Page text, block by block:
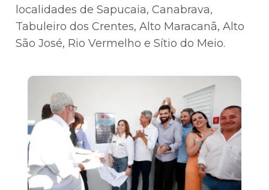
localidades de Sapucaia, Canabrava,
Tabuleiro dos Crentes, Alto Maracanã, Alto
São José, Rio Vermelho e Sítio do Meio.